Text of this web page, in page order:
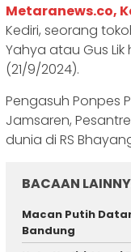
Metaranews.co,
Kediri, seorang
Yahya atau Gus
(21/9/2024).
Pengasuh Ponpes
Jamsaren,
dunia di RS
BACAAN
Macan Putih
Bandung